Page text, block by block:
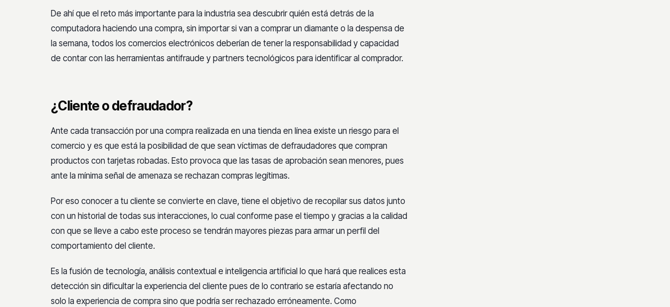
De ahí que el reto más importante para la industria sea descubrir quién está detrás de la
computadora haciendo una compra, sin importar si van a comprar un diamante o la despensa de
la semana, todos los comercios electrónicos deberían de tener la responsabilidad y capacidad
de contar con las herramientas antifraude y partners tecnológicos para identificar al comprador.
¿Cliente o defraudador?
Ante cada transacción por una compra realizada en una tienda en línea existe un riesgo para el
comercio y es que está la posibilidad de que sean víctimas de defraudadores que compran
productos con tarjetas robadas. Esto provoca que las tasas de aprobación sean menores, pues
ante la mínima señal de amenaza se rechazan compras legítimas.
Por eso conocer a tu cliente se convierte en clave, tiene el objetivo de recopilar sus datos junto
con un historial de todas sus interacciones, lo cual conforme pase el tiempo y gracias a la calidad
con que se lleve a cabo este proceso se tendrán mayores piezas para armar un perfil del
comportamiento del cliente.
Es la fusión de tecnología, análisis contextual e inteligencia artificial lo que hará que realices esta
detección sin dificultar la experiencia del cliente pues de lo contrario se estaría afectando no
solo la experiencia de compra sino que podría serrechazado erróneamente. Como